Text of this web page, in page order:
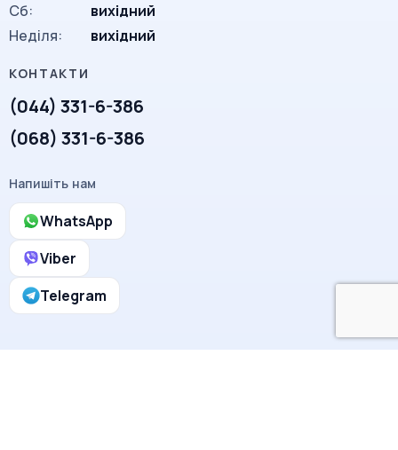
Сб:
вихідний
Неділя:
вихідний
(044) 331-6-386
(068) 331-6-386
Напишіть нам
WhatsApp
Viber
Telegram